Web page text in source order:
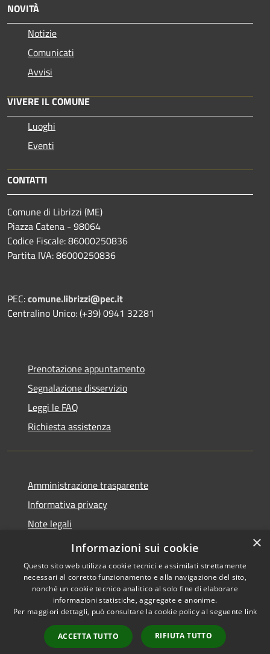
NOVITÀ
Notizie
Comunicati
Avvisi
VIVERE IL COMUNE
Luoghi
Eventi
CONTATTI
Comune di Librizzi (ME)
Piazza Catena - 98064
Codice Fiscale: 86000250836
Partita IVA: 86000250836
PEC:comune.librizzi@pec.it
Centralino Unico: (+39) 0941 32281
Prenotazione appuntamento
Segnalazione disservizio
Leggi le FAQ
Richiesta assistenza
Amministrazione trasparente
Informativa privacy
Note legali
Dichiarazione di accessibilità
Accessibilità
Copyright © 2026 • Comune di
Librizzi • Powered by
Municipium•
Accesso
redazione
×
Informazioni sui cookie
Questo sito web utilizza cookie tecnici e assimilati strettamente
necessari al corretto funzionamento e alla navigazione del sito,
nonché un cookie tecnico analitico al solo fine di elaborare
informazioni statistiche, aggregate e anonime.
Per maggiori dettagli, può consultare la cookie policy al seguente link
ACCETTA TUTTO RIFIUTA TUTTO